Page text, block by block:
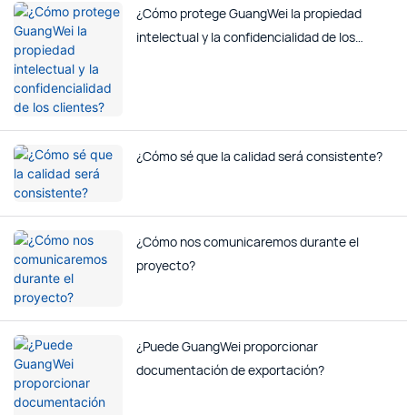
¿Cómo protege GuangWei la propiedad
intelectual y la confidencialidad de los
¿Cómo sé que la calidad será consistente?
¿Cómo nos comunicaremos durante el
proyecto?
¿Puede GuangWei proporcionar
documentación de exportación?